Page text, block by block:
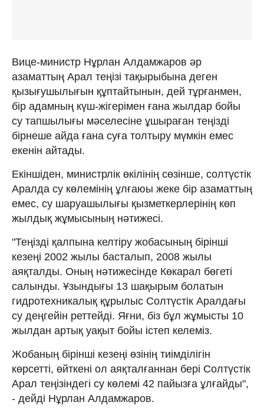
Вице-министр Нұрлан Алдамжаров әр
азаматтың Арал теңізі тақырыбына деген
қызығушылығын құптайтынын, дей тұрғанмен,
бір адамның күш-жігерімен ғана жылдар бойы
су тапшылығы мәселесіне ұшыраған теңізді
бірнеше айда ғана суға толтыру мүмкін емес
екенін айтады.
Екіншіден, министрлік өкілінің сөзінше, солтүстік
Аралда су көлемінің ұлғаюы жеке бір азаматтың
емес, су шаруашылығы қызметкерлерінің көп
жылдық жұмысының нәтижесі.
"Теңізді қалпына келтіру жобасының бірінші
кезеңі 2002 жылы басталып, 2008 жылы
аяқталды. Оның нәтижесінде Көкарал бөгеті
салынды. Ұзындығы 13 шақырым болатын
гидротехникалық құрылыс Солтүстік Аралдағы
су деңгейін реттейді. Яғни, біз бұл жұмысты 10
жылдан артық уақыт бойы істеп келеміз.
Жобаның бірінші кезеңі өзінің тиімділігін
көрсетті, өйткені ол аяқталғаннан бері Солтүстік
Арал теңізіндегі су көлемі 42 пайызға ұлғайды",
- дейді Нұрлан Алдамжаров.